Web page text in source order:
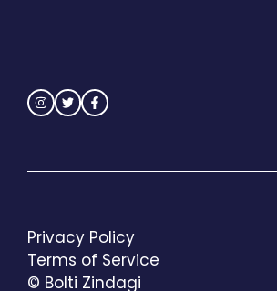
© Bolti Zindagi
Privacy Policy
Terms of Service